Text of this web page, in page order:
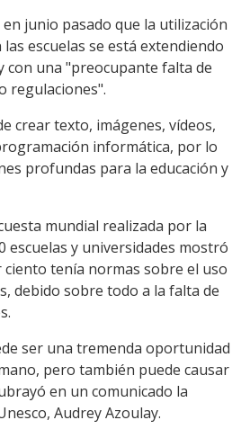
junio pasado que la utilización
escuelas se está extendiendo
con una "preocupante falta de
regulaciones".
crear texto, imágenes, vídeos,
informática, por lo
profundas para la educación y
mundial realizada por la
escuelas y universidades mostró
ciento tenía normas sobre el uso
debido sobre todo a la falta de
ser una tremenda oportunidad
pero también puede causar
en un comunicado la
Audrey Azoulay.